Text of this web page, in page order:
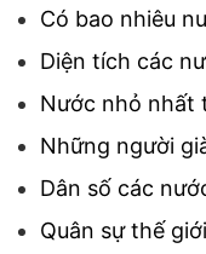
Có bao nhiêu
Diện tích các
Nước nhỏ nhất
Những người
Dân số các
Quân sự thế giới